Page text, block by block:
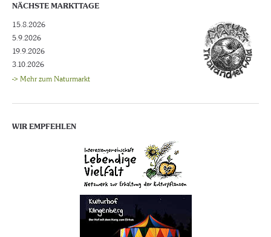
NÄCHSTE MARKTTAGE
15.8.2026
5.9.2026
19.9.2026
3.10.2026
-> Mehr zum Naturmarkt
WIR EMPFEHLEN